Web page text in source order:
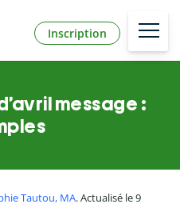
Inscription
message :
Tautou, MA. Actualisé le 9